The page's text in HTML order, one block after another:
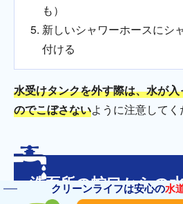
も）
新しいシャワーホースにシ
付ける
水受けタンクを外す際は、水が
のでこぼさないように注意してく
洗面所の蛇口からの
クリーンライフは安心の水